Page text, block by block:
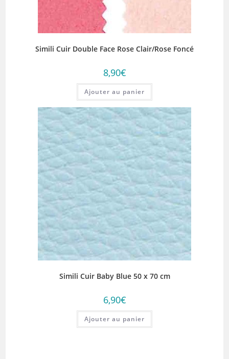
Simili Cuir Double Face Rose Clair/Rose Foncé
8,90€
Ajouter au panier
Simili Cuir Baby Blue 50 x 70 cm
6,90€
Ajouter au panier